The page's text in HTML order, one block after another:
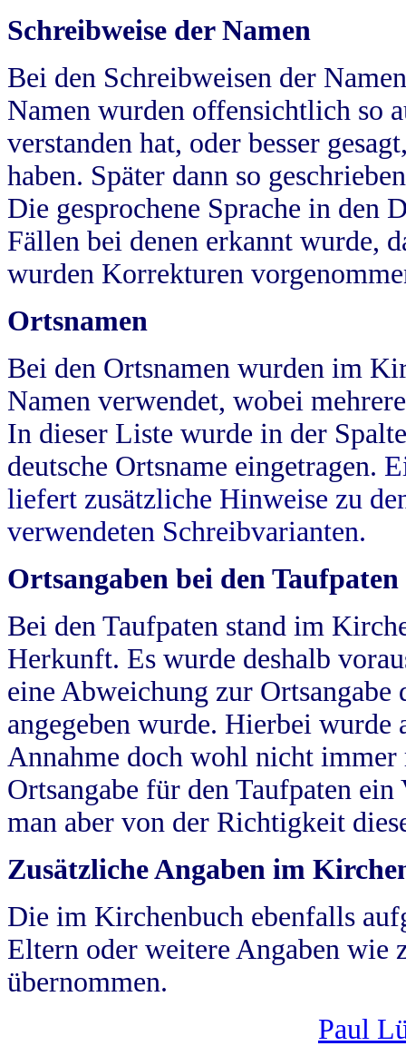
Schreibweise der Namen
Bei den Schreibweisen der
Namen wurden offensichtlich so
verstanden hat, oder besser
haben. Später dann so
Die gesprochene Sprache in
Fällen bei denen erkannt wurde,
wurden Korrekturen
Ortsnamen
Bei den Ortsnamen wurden im
Namen verwendet, wobei
In dieser Liste wurde in der
deutsche Ortsname eingetragen.
liefert zusätzliche Hinweise zu
verwendeten Schreibvarianten.
Ortsangaben bei den Taufpaten
Bei den Taufpaten stand im
Herkunft. Es wurde deshalb
eine Abweichung zur
angegeben wurde. Hierbei wurde
Annahme doch wohl nicht
Ortsangabe für den Taufpaten
man aber von der Richtigkeit
Zusätzliche Angaben im
Die im Kirchenbuch ebenfalls
Eltern oder weitere Angaben wie
übernommen.
Paul